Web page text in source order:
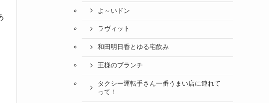
よ～いドン
ラヴィット
和田明日香とゆる宅飲み
王様のブランチ
タクシー運転手さん一番うまい店に連れて
って！